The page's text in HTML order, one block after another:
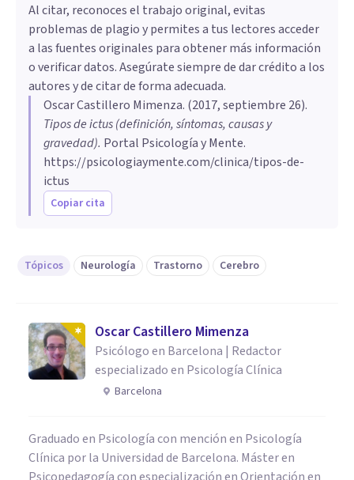
Al citar, reconoces el trabajo original, evitas
problemas de plagio y permites a tus lectores acceder
a las fuentes originales para obtener más información
o verificar datos. Asegúrate siempre de dar crédito a los
autores y de citar de forma adecuada.
Oscar Castillero Mimenza. (2017, septiembre 26).
Tipos de ictus (definición, síntomas, causas y
gravedad). Portal Psicología y Mente.
https://psicologiaymente.com/clinica/tipos-de-
ictus
Copiar cita
Tópicos Neurología Trastorno Cerebro
Oscar Castillero Mimenza
Psicólogo en Barcelona | Redactor
especializado en Psicología Clínica
Barcelona
Graduado en Psicología con mención en Psicología
Clínica por la Universidad de Barcelona. Máster en